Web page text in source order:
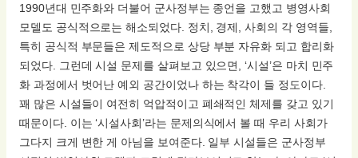
1990년대 민주화와 더불어 군사정부는 종언을 고했고 병영사회
모델도 공식적으로는 해소되었다. 정치, 경제, 사회의 각 영역들,
특히 공식적 부문들은 제도적으로 상당 부분 자유화 되고 합리화
되었다. 그런데 시설 문제를 살펴보고 있으면, ‘시설’은 마치 민주
화 과정에서 벗어난 예외 공간이었나 하는 착각이 들 정도이다.
꽤 많은 시설들이 여전히 억압적이고 폐쇄적인 체제를 갖고 있기
때문이다. 이는 ‘시설사회’라는 문제의식에서 볼 때 우리 사회가
그다지 크게 변한 게 아님을 보여준다. 일부 시설들은 군사정부